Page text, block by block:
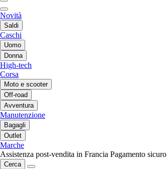
Novità
Saldi
Caschi
Uomo
Donna
High-tech
Corsa
Moto e scooter
Off-road
Avventura
Manutenzione
Bagagli
Outlet
Marche
Assistenza post-vendita in Francia Pagamento sicuro
Cerca